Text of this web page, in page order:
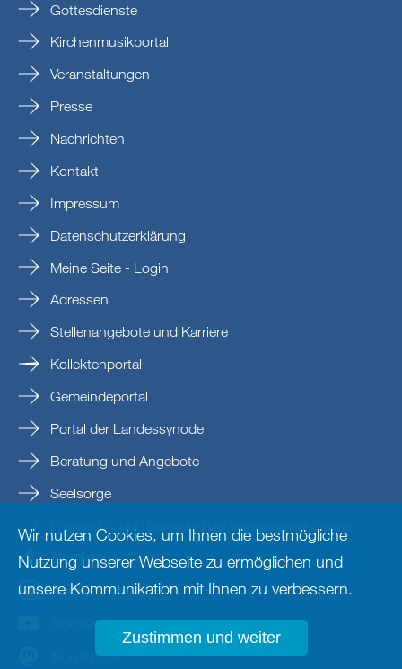
Gottesdienste
Kirchenmusikportal
Veranstaltungen
Presse
Nachrichten
Kontakt
Impressum
Datenschutzerklärung
Meine Seite - Login
Adressen
Stellenangebote und Karriere
Kollektenportal
Gemeindeportal
Portal der Landessynode
Beratung und Angebote
Seelsorge
Nordkirche
nordkirche
Nordkirche
Nordkirche
Wir nutzen Cookies, um Ihnen die bestmögliche
Nutzung unserer Webseite zu ermöglichen und
unsere Kommunikation mit Ihnen zu verbessern.
Zustimmen und weiter